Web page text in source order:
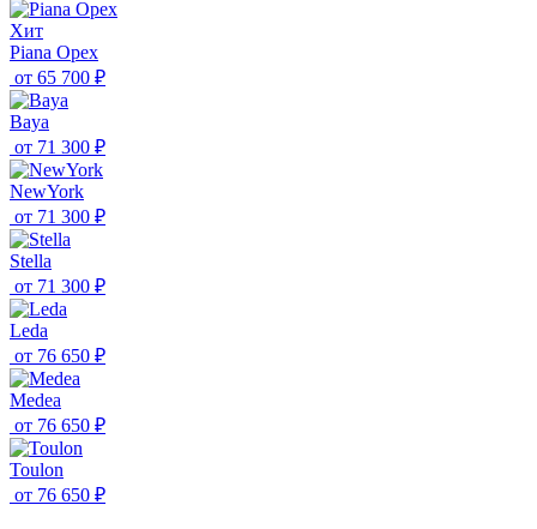
Хит
Piana Орех
от 65 700 ₽
Baya
от 71 300 ₽
NewYork
от 71 300 ₽
Stella
от 71 300 ₽
Leda
от 76 650 ₽
Medea
от 76 650 ₽
Toulon
от 76 650 ₽